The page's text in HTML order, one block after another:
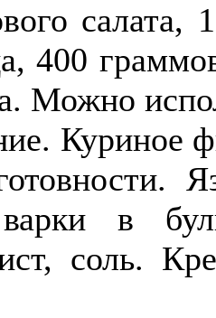
400
Можно
Куриное
варки в
соль.